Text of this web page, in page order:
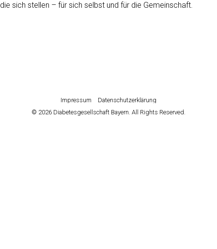
die sich stellen – für sich selbst und für die Gemeinschaft.
Impressum
Datenschutzerklärung
© 2026 Diabetesgesellschaft Bayern. All Rights Reserved.